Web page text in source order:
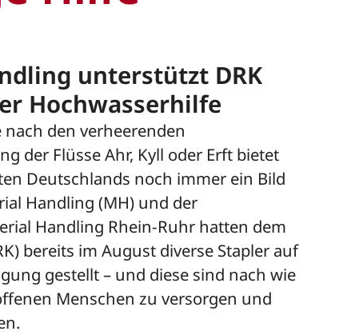
unterstützt DRK
Hochwasserhilfe
den verheerenden
der Flüsse Ahr, Kyll oder Erft bietet
Deutschlands noch immer ein Bild
Handling (MH) und der
Handling Rhein-Ruhr hatten dem
bereits im August diverse Stapler auf
gestellt – und diese sind nach wie
Menschen zu versorgen und